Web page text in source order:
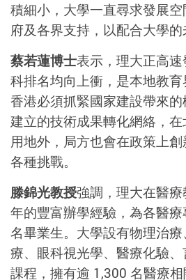
積細小，大學一直尋求發展
府及各界支持，以配合大學的
蔡若蓮博士表示，理大正高
科排名均向上衝，是本地教育
香港必須抓緊國家建設帶來
建立的技術成果轉化網絡，
用地外，局方也會在政策上
各種挑戰。
滕錦光教授強調，理大在醫
年的豐富辦學經驗，為各醫
名畢業生。大學設有物理治
療、眼科視光學、醫療化驗
課程，擁有逾 1,300 名醫療